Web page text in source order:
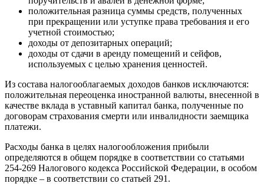
положительная разница суммы средств, полученных
при прекращении или уступке права требования и его
учетной стоимостью;
доходы от депозитарных операций;
доходы от сдачи в аренду помещений и сейфов,
используемых с целью хранения ценностей.
Из состава налогооблагаемых доходов банков исключаются:
положительная переоценка иностранной валюты, внесенной в
качестве вклада в уставный капитал банка, полученные по
договорам страхования смерти или инвалидности заемщика
платежи.
Расходы банка в целях налогообложения прибыли
определяются в общем порядке в соответствии со статьями
254-269 Налогового кодекса Российской Федерации, в особом
порядке – в соответствии со статьей 291.